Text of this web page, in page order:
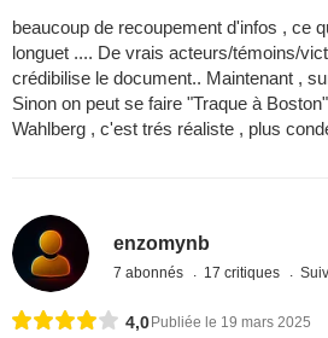
beaucoup de recoupement d'infos , ce
longuet .... De vrais acteurs/témoins/
crédibilise le document.. Maintenant ,
Sinon on peut se faire "Traque à
Wahlberg , c'est trés réaliste , plus
enzomynb
7 abonnés 17 critiques
4,0 Publiée le 19 mars 2025